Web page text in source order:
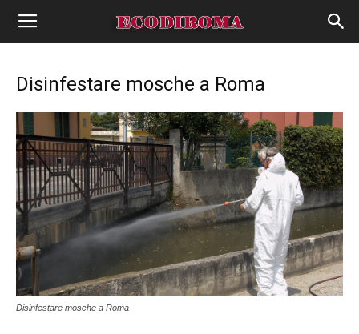
Disinfestare mosche a Roma
Disinfestare mosche a Roma